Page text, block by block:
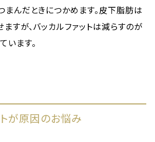
まんだときにつかめます。皮下脂肪は
すが、バッカルファットは減らすのが
います。
が原因のお悩み